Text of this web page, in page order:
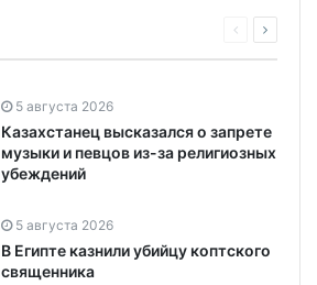
5 августа 2026
Казахстанец высказался о запрете
музыки и певцов из-за религиозных
убеждений
5 августа 2026
В Египте казнили убийцу коптского
священника